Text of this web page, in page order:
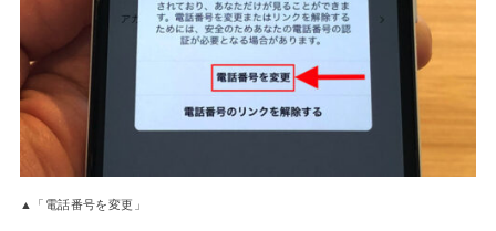
▲「電話番号を変更」